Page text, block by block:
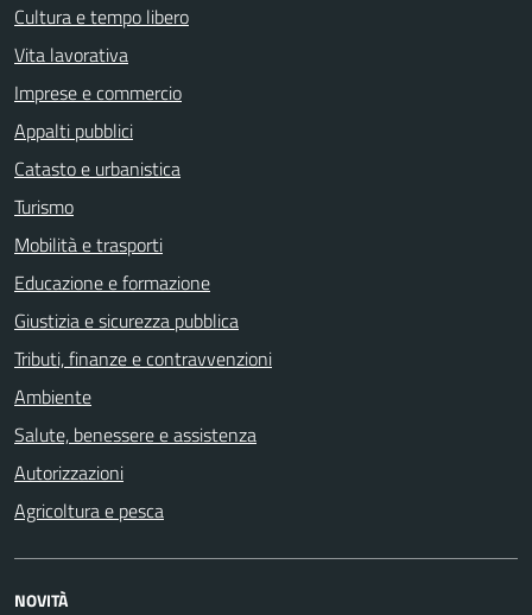
Cultura e tempo libero
Vita lavorativa
Imprese e commercio
Appalti pubblici
Catasto e urbanistica
Turismo
Mobilità e trasporti
Educazione e formazione
Giustizia e sicurezza pubblica
Tributi, finanze e contravvenzioni
Ambiente
Salute, benessere e assistenza
Autorizzazioni
Agricoltura e pesca
NOVITÀ